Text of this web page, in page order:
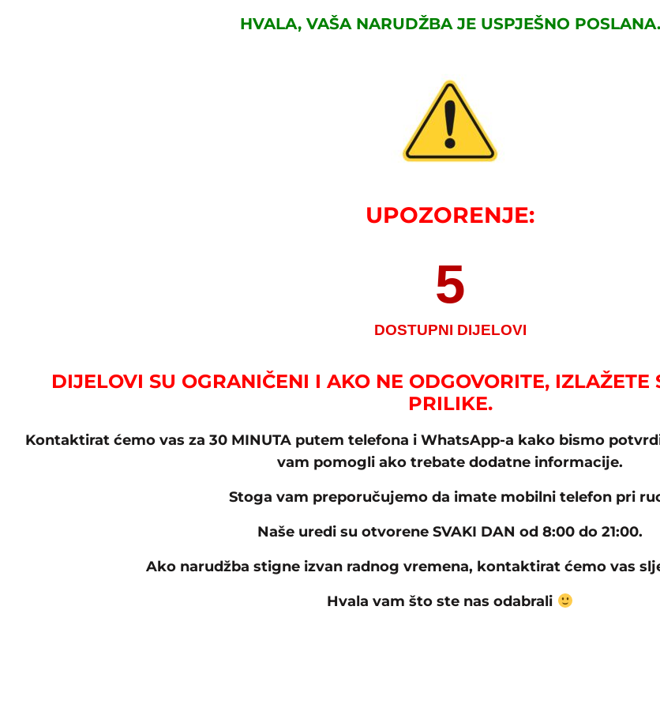
HVALA, VAŠA NARUDŽBA JE USPJEŠNO POSLANA.
UPOZORENJE:
DOSTUPNI DIJELOVI
5
DIJELOVI SU OGRANIČENI I AKO NE ODGOVORITE, IZLAŽETE
PRILIKE.
Kontaktirat ćemo vas za 30 MINUTA putem telefona i WhatsApp-a kako bismo
vam pomogli ako trebate dodatne informacije.
Stoga vam preporučujemo da imate mobilni telefon pri
Naše uredi su otvorene SVAKI DAN od 8:00 do 21:00.
Ako narudžba stigne izvan radnog vremena, kontaktirat ćemo vas
Hvala vam što ste nas odabrali